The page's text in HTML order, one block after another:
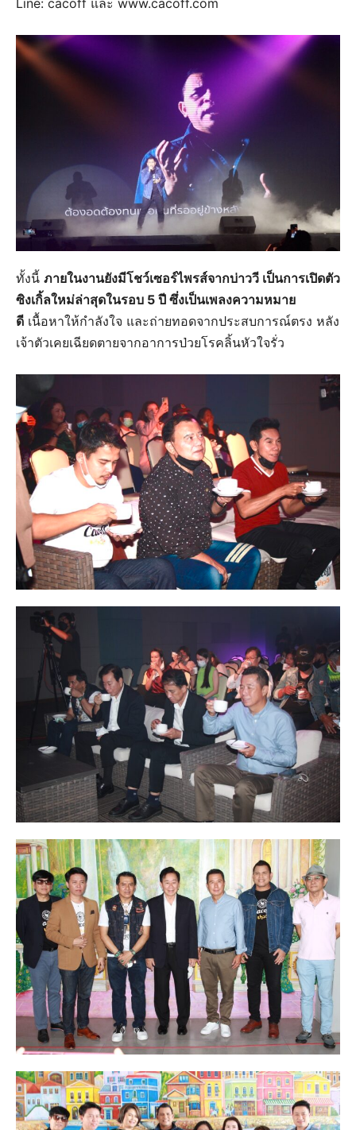
ทั้งนี้ ภายในงานยังมีโชว์เซอร์ไพรส์จากบ่าววี เป็นการเปิดตัว
ซิงเกิ้ลใหม่ล่าสุดในรอบ 5 ปี ซึ่งเป็นเพลงความหมาย
ดี เนื้อหาให้กำลังใจ และถ่ายทอดจากประสบการณ์ตรง หลัง
เจ้าตัวเคยเฉียดตายจากอาการป่วยโรคลิ้นหัวใจรั่ว